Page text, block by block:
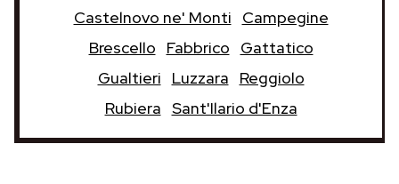
Castelnovo ne' Monti
Campegine
Brescello
Fabbrico
Gattatico
Gualtieri
Luzzara
Reggiolo
Rubiera Sant'Ilario d'Enza